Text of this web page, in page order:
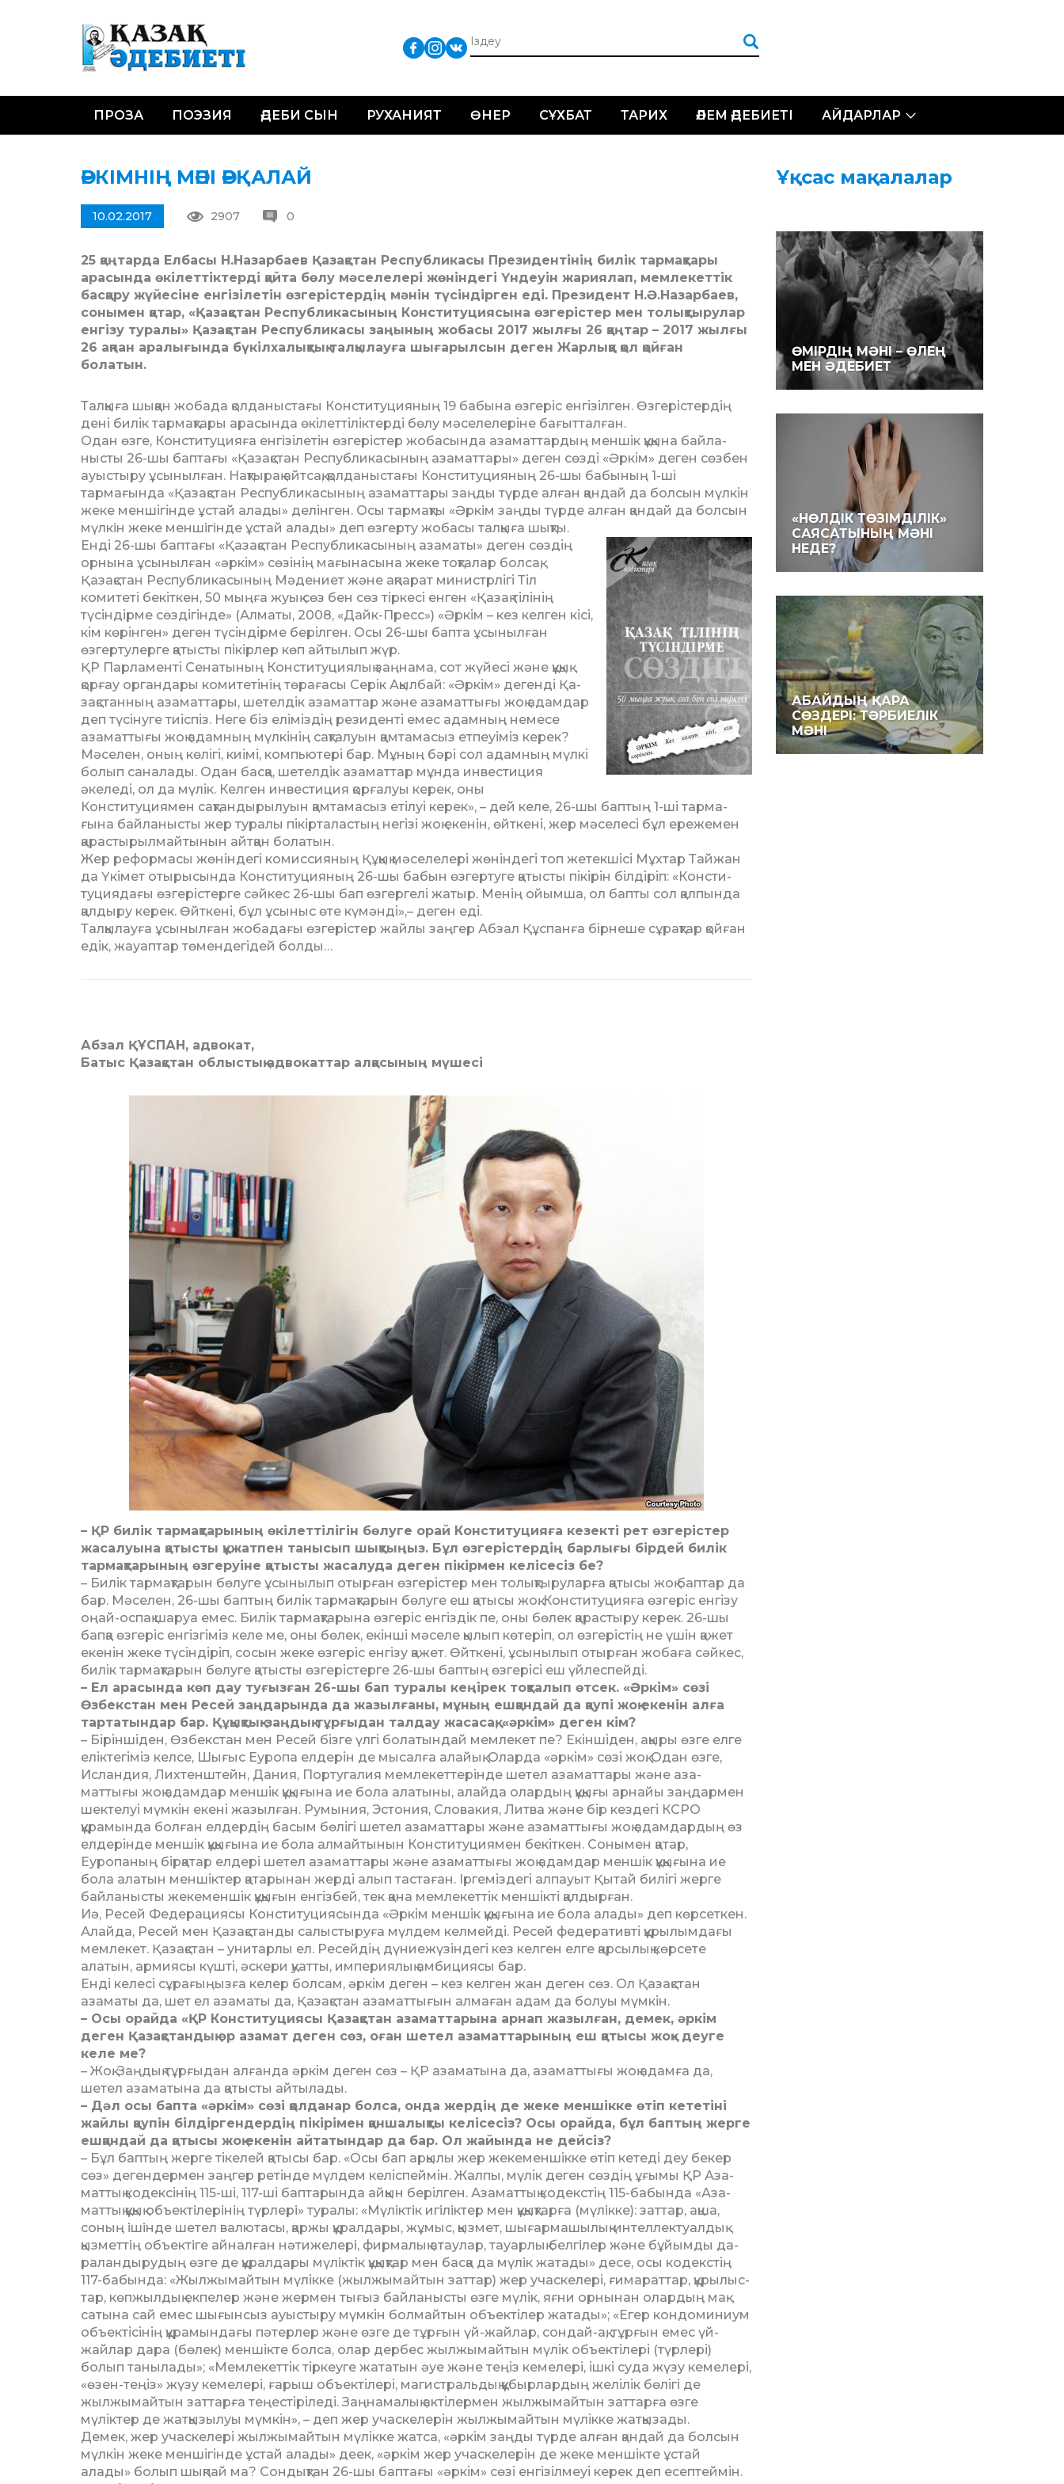
ПРОЗА ПОЭЗИЯ ӘДЕБИ СЫН РУХАНИЯТ ӨНЕР СҰХБАТ ТАРИХ ӘЛЕМ ӘДЕБИЕТІ АЙДАРЛАР
ӘРКІМНІҢ МӘНІ ӘРҚАЛАЙ
10.02.2017 2907 0
25 қаңтарда Елбасы Н.Назарбаев Қазақстан Республикасы Президентінің билік тармақтары
арасында өкілеттіктерді қайта бөлу мәселелері жөніндегі Үндеуін жариялап, мемлекеттік
басқару жүйесіне енгізілетін өзгерістердің мәнін түсіндірген еді. Президент Н.Ә.Назарбаев,
сонымен қатар, «Қазақстан Республикасының Конституциясына өзгерістер мен толықтырулар
енгізу туралы» Қазақстан Республикасы заңының жобасы 2017 жылғы 26 қаңтар – 2017 жылғы
26 ақпан ара­лы­ғын­да­ бүкіл­ха­лық­тық талқылауға шы­ғарыл­сын де­ген Жарлыққа қол қой­ған
болатын.
Талқыға шыққан жобада қол­даныстағы Конс­ти­туция­ның 19 ба­­бына өз­геріс ен­гі­зіл­ген. Өзге­рі­с­­тер­дің
дені билік тар­мақтары ара­сында өкі­лет­тілік­тер­ді бөлу мә­селе­леріне ба­ғыт­­тал­ған.
Одан өзге, Кон­с­­ти­туцияға ен­­гі­зілетін өз­ге­ріс­­тер жобасында аза­­маттардың мен­­шік құ­қына бай­­­ла­
ныс­ты 26-шы бап­та­ғы «Қа­зақ­стан Респу­б­лика­сының аза­мат­­тары» деген ­сөзді «Әр­кім» де­ген сөзбен
ауыс­тыру ұсы­­нылған. Нақтырақ айт­сақ, қол­даныстағы Конституцияның 26-шы бабының 1-ші
тармағында «Қазақстан Респуб­ликасының аза­маттары заңды түрде алған қан­дай да болсын мүлкін
жеке мен­ші­гін­де ұстай алады» делінген. Осы тар­мақты «Әркiм заңды түрде ал­ған қандай да болсын
мүлкiн жеке мен­шiгiнде ұстай алады» деп өз­герту жо­басы тал­қыға шықты.
Енді 26-шы баптағы «Қазақ­стан Республи­касының азаматы» деген сөздің
орнына ұсынылған «әр­кім» сөзінің мағынасына жеке тоқталар бол­сақ,
Қазақстан Респуб­ли­ка­сы­ның Мәдениет және ақпарат ми­нистр­лігі Тіл
комитеті бекіткен, 50 мыңға жуық сөз бен сөз тіркесі енген «Қазақ тілінің
түсіндірме сөздігінде» (Алматы, 2008, «Дайк-Пресс») «Әркім – кез келген кісі,
кім көрін­ген» деген түсіндірме бе­рілген. Осы 26-шы бапта ұсы­ныл­ған
өзгертулерге қатысты пікірлер көп айтылып жүр.
ҚР Парламенті Сенатының Кон­ституциялық заңнама, сот жүйесі және құқық
қорғау органдары комитетінің төрағасы Серік Ақылбай: «Әркім» дегенді Қ­а­
зақ­станның азаматтары, шетелдік аза­маттар және азаматтығы жоқ адам­дар
деп түсінуге тиіспіз. Неге біз еліміздің резиденті емес адам­ның немесе
азаматтығы жоқ адам­ның мүлкінің сақ­талуын қамта­ма­сыз етпеуіміз керек?
Мәселен, оның көлігі, киімі, компьютері бар. Мұның бәрі сол адам­ның мүл­кі
болып саналады. Одан бас­қа, шетелдік азаматтар мұнда ин­вестиция
әкеледі, ол да мүлік. Кел­ген инвестиция қорғалуы керек, оны
Конституциямен сақ­тан­дырылуын қамтамасыз етілуі керек», – дей келе, 26-шы бап­тың 1-ші тар­­ма­
ғына байланысты жер туралы пікір­таластың негізі жоқ еке­нін, өйт­кені, жер мәселесі бұл ере­жемен
қарас­ты­рыл­майтынын айт­қан болатын.
Жер реформасы жөніндегі ко­миссияның Құқық мәселелері жө­ніндегі топ жетекшісі Мұхтар Тай­жан
да Үкімет отырысында Кон­ституцияның 26-шы бабын өз­гертуге қатысты пікірін біл­ді­ріп: «Конс­ти­
туциядағы өзгеріс­тер­ге сәйкес 26-шы бап өзгергелі жа­тыр. Менің ойымша, ол бапты сол қалпында
қалдыру керек. Өйт­кені, бұл ұсыныс өте күмәнді»,– деген еді.
Талқылауға ұсынылған жоба­да­ғы өзгерістер жайлы заңгер Аб­зал Құспанға бірнеше сұрақтар қой­ған
едік, жауаптар төмендегідей бол­ды…
Абзал ҚҰСПАН, адвокат,
Батыс Қазақстан облыстық адвокаттар алқасының мүшесі
– ҚР билік тармақтарының өкі­леттілігін бөлуге орай Конс­ти­ту­ция­ға кезекті рет өзгерістер
жа­салуы­на қатысты құжатпен та­­нысып шық­тыңыз. Бұл өзге­ріс­тердің барлығы бірдей билік
тар­мақ­­та­ры­ның өз­геруіне қатысты жасалуда де­ген пі­кір­мен келісесіз бе?
– Билік тармақтарын бөлуге ұсы­нылып отырған өзгерістер мен то­лықтыруларға қатысы жоқ баптар да
бар. Мәселен, 26-шы баптың би­лік тармақтарын бөлуге еш қа­тысы жоқ. Конституцияға өзгеріс ен­гізу
оңай-оспақ шаруа емес. Би­лік тармақтарына өзгеріс енгіздік пе, оны бөлек қарастыру керек. 26-шы
бапқа өзгеріс енгізгіміз ке­ле ме, оны бөлек, екінші мәселе қы­лып көтеріп, ол өзгерістің не үшін қажет
екенін жеке түсіндіріп, со­сын жеке өзгеріс енгізу қажет. Өйт­кені, ұсынылып отырған жо­ба­ға сәйкес,
билік тармақтарын бөлу­ге қатысты өзгерістерге 26-шы баптың өзгерісі еш үйлеспейді.
– Ел арасында көп дау туғызған 26-шы бап туралы кеңірек тоқталып өтсек. «Әркім» сөзі
Өзбекстан мен Ресей заңдарында да жазылғаны, мұ­ның ешқандай да қаупі жоқ еке­нін алға
тартатындар бар. Құқықтық-заңдық тұрғыдан тал­дау жасасақ, «әркім» деген кім?
– Біріншіден, Өзбекстан мен Ресей бізге үлгі болатындай мемлекет пе? Екіншіден, ақыры өзге елге
еліктегіміз келсе, Шығыс Еу­ропа елдерін де мысалға алайық. Олар­да «әркім» сөзі жоқ. Одан өзге,
Исландия, Лихтенштейн, Да­­ния, Португалия мемлекет­те­рін­де шетел азаматтары және аза­
маттығы жоқ адамдар меншік құ­қығына ие бола алатыны, алайда олардың құқығы арнайы заң­дар­мен
шектелуі мүмкін екені жа­зылған. Румыния, Эстония, Словакия, Литва және бір кез­дегі КСРО
құрамында болған елдердің басым бөлігі шетел аза­мат­тары және азаматтығы жоқ адам­дардың өз
елдерінде меншік құқығына ие бола алмайтынын Конституциямен бекіткен. Соны­мен қатар,
Еуропаның бірқатар ел­дері шетел азаматтары және аза­маттығы жоқ адамдар меншік құ­қығына ие
бола алатын мен­шік­тер қатарынан жерді алып тас­таған. Іргеміздегі алпауыт Қы­тай билігі жерге
байланысты же­ке­мен­шік құқығын енгізбей, тек қа­­на мемлекеттік меншікті қал­дыр­­ған.
Иә, Ресей Федерациясы Конс­ти­­туциясында «Әркім меншік құ­қығына ие бола алады» деп көрсеткен.
Алайда, Ре­сей мен Қазақстанды салыс­тыру­ға мүлдем келмейді. Ресей федер­а­тивті құрылымдағы
мемлекет. Қазақстан – унитарлы ел. Ресейдің дүниежүзіндегі кез келген елге қарсылық көрсете
алатын, ар­миясы күшті, әскери қуатты, им­периялық амбициясы бар.
Енді келесі сұрағыңызға келер бол­сам, әркім деген – кез келген жан деген сөз. Ол Қазақстан
азаматы да, шет ел азаматы да, Қа­зақ­стан азаматтығын алмаған адам да болуы мүмкін.
– Осы орайда «ҚР Конституция­сы Қазақстан азаматтарына арнап жа­зылған, демек, әркім
деген Қа­зақ­стандық әр азамат деген сөз, оған шетел азаматтарының еш қа­тысы жоқ» деуге
келе ме?
– Жоқ. Заңдық тұрғыдан ал­ған­да әркім деген сөз – ҚР азаматына да, азаматтығы жоқ адамға да,
шетел азаматына да қатысты айтылады.
– Дәл осы бапта «әркім» сөзі қол­­данар болса, онда жердің де же­ке меншікке өтіп кететіні
жайлы қау­пін білдіргендердің пікірімен қан­шалықты келісесіз? Осы орайда, бұл баптың жерге
ешқандай да қа­тысы жоқ екенін айтатындар да бар. Ол жайында не дейсіз?
– Бұл баптың жерге тікелей қа­тысы бар. «Осы бап арқылы жер жекеменшікке өтіп кетеді деу бекер
сөз» дегендермен заңгер ре­тін­де мүлдем келіспеймін. Жалпы, мү­лік деген сөздің ұғымы ҚР Аза­
маттық кодексінің 115-ші, 117-ші бап­тарында айқын берілген. Аза­мат­тық кодекстің 115-бабында «Аза­
маттық құқық объектiлерiнiң түр­лерi» туралы: «Мүлiктiк игi­лiк­тер мен құқықтарға (мүлiкке): зат­тар, ақша,
соның iшiнде шетел валю­тасы, қаржы құралдары, жұ­мыс, қызмет, шығармашылық-ин­тел­лек­туалдық
қызметтiң объек­тiге айналған нәтижелерi, фир­малық атаулар, тауарлық бел­гi­лер және бұйымды да­
ра­лан­дыру­дың өзге де құралдары мү­лiк­тiк құқықтар мен басқа да мүлiк жа­тады» десе, осы кодекстің
117-ба­бында: «Жылжымайтын мү­лік­ке (жылжымайтын заттар) жер учас­келері, ғимараттар, құры­лыс­
тар, көпжылдық екпелер және жер­мен тығыз байланысты өзге мү­лік, яғни орнынан олардың мақ­
сатына сай емес шығынсыз ауыс­тыру мүмкін болмайтын объек­тілер жатады»; «Егер кондоминиум
объектісінің құрамын­да­ғы пәтерлер және өзге де тұрғын үй-жайлар, сондай-ақ, тұрғын емес үй-
жайлар дара (бөлек) меншікте болса, олар дербес жылжымайтын мүлік объектілері (түрлері)
болып танылады»; «Мемлекеттік тіркеуге жататын әуе және теңіз кемелері, ішкі суда жүзу кемелері,
«өзен-теңіз» жүзу кемелері, ғарыш объек­тілері, магистральдық құ­быр­лардың желілік бөлігі де
жылжымайтын заттарға теңестіріледі. Заңнамалық актілермен жылжымайтын заттарға өзге
мүліктер де жатқызылуы мүмкін», – деп жер учаскелерін жылжымайтын мү­лік­ке жатқызады.
Демек, жер учаскелері жылжы­майтын мүлікке жатса, «әркім заңды түрде алған қандай да болсын
мүлкін жеке меншігінде ұс­тай алады» деек, «әркім жер учаскелерін де жеке меншікте ұстай
алады» болып шықпай ма? Сондықтан 26-шы баптағы «әр­кім» сөзі енгізілмеуі керек деп есеп­теймін.
Ұқсас мақалалар
ӨМІРДІҢ МӘНІ – ӨЛЕҢ
МЕН ӘДЕБИЕТ
«НӨЛДІК ТӨЗІМДІЛІК»
САЯСАТЫНЫҢ МӘНІ
НЕДЕ?
АБАЙДЫҢ ҚАРА
СӨЗДЕРІ: ТӘРБИЕЛІК
МӘНІ